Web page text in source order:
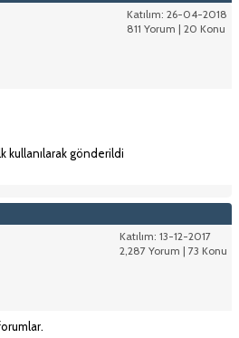
Katılım: 26-04-2018
811 Yorum | 20 Konu
kullanılarak gönderildi
Katılım: 13-12-2017
2,287 Yorum | 73 Konu